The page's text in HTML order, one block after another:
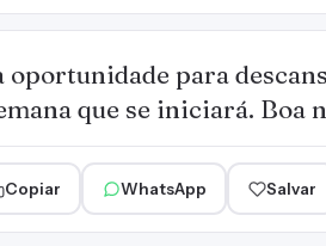
oportunidade para
que se iniciará. Boa
Copiar WhatsApp Salvar